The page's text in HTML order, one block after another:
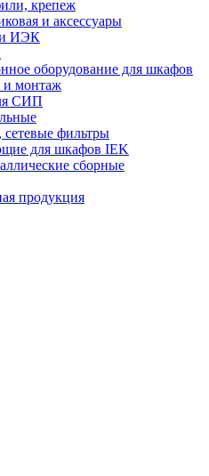
крепеж
и аксессуары
ИЭК
оборудование для шкафов
и монтаж
СИП
сетевые фильтры
для шкафов IEK
сборные
продукция